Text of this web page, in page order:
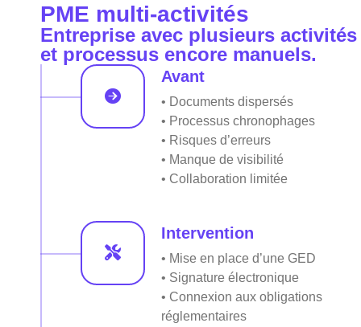
PME multi-activités
Entreprise avec plusieurs activités
et processus encore manuels.
Avant
• Documents dispersés
• Processus chronophages
• Risques d’erreurs
• Manque de visibilité
• Collaboration limitée
Intervention
• Mise en place d’une GED
• Signature électronique
• Connexion aux obligations
réglementaires